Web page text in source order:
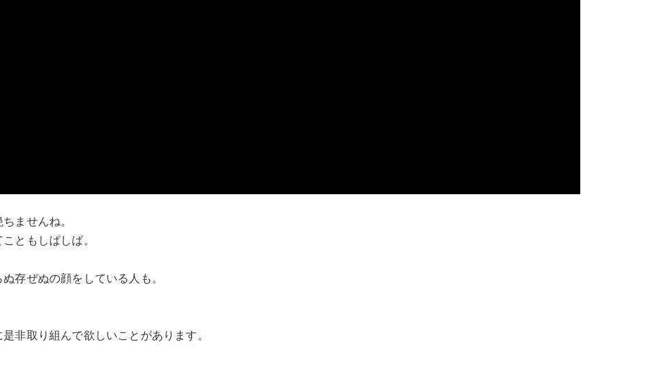
ませんね。
ともしばしば。
存ぜぬの顔をしている人も。
非取り組んで欲しいことがあります。